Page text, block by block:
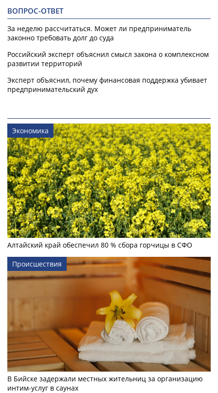
ВОПРОС-ОТВЕТ
За неделю рассчитаться. Может ли предприниматель
законно требовать долг до суда
Российский эксперт объяснил смысл закона о комплексном
развитии территорий
Эксперт объяснил, почему финансовая поддержка убивает
предпринимательский дух
Экономика
Алтайский край обеспечил 80 % сбора горчицы в СФО
Происшествия
В Бийске задержали местных жительниц за организацию
интим-услуг в саунах